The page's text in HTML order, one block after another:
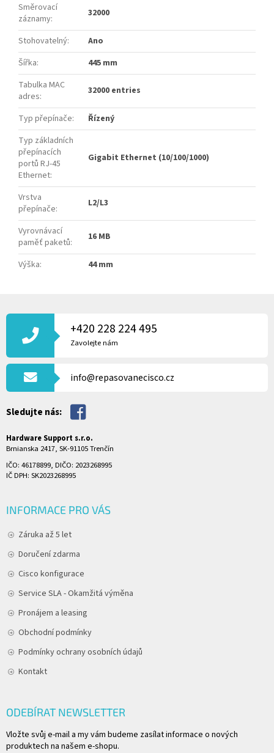
Směrovací
záznamy: 32000
Stohovatelný:
Ano
Šířka:
445 mm
Tabulka MAC
adres: 32000 entries
Typ přepínače:
Řízený
Typ základních
přepínacích
portů RJ-45
Ethernet:
Gigabit Ethernet (10/100/1000)
Vrstva
přepínače: L2/L3
Vyrovnávací
paměť paketů: 16 MB
Výška: 44 mm
Á
T
+420 228 224 495
Zavolejte nám
info@repasovanecisco.cz
Sledujte nás:
Hardware Support s.r.o.
Brnianska 2417, SK-91105 Trenčín
IČO: 46178899, DIČO: 2023268995
IČ DPH: SK2023268995
INFORMACE PRO VÁS
Záruka až 5 let
Doručení zdarma
Cisco konfigurace
Service SLA - Okamžitá výměna
Pronájem a leasing
Obchodní podmínky
Podmínky ochrany osobních údajů
Kontakt
ODEBÍRAT NEWSLETTER
Vložte svůj e-mail a my vám budeme zasílat informace o nových
produktech na našem e-shopu.